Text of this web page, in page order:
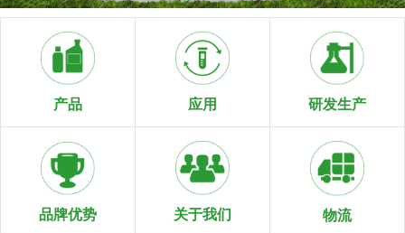
产品 应用 研发生产
品牌优势 关于我们 物流